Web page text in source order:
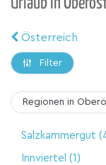
Urlaub in
Österreich
Filter
Regionen in
Salzkammergut
Innviertel (1)